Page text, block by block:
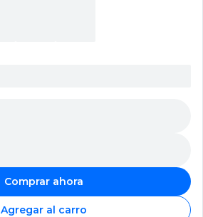
Comprar ahora
Agregar al carro